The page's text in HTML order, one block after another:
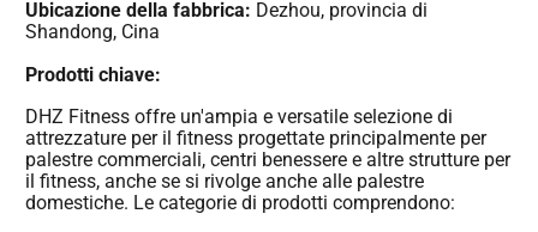
Ubicazione della fabbrica: Dezhou, provincia di
Shandong, Cina
Prodotti chiave:
DHZ Fitness offre un'ampia e versatile selezione di
attrezzature per il fitness progettate principalmente per
palestre commerciali, centri benessere e altre strutture per
il fitness, anche se si rivolge anche alle palestre
domestiche. Le categorie di prodotti comprendono: